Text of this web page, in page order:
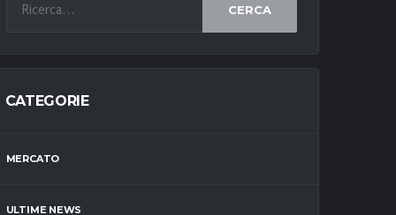
CERCA
CATEGORIE
MERCATO
ULTIME NEWS